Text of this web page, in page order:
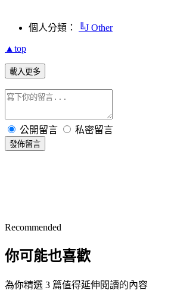
個人分類： ╚J Other
▲top
載入更多
公開留言 私密留言
發佈留言
Recommended
你可能也喜歡
為你精選 3 篇值得延伸閱讀的內容